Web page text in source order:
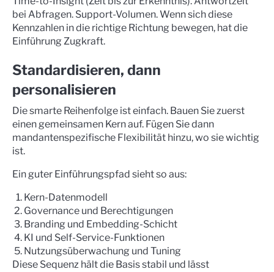
bei Abfragen. Support-Volumen. Wenn sich diese
Kennzahlen in die richtige Richtung bewegen, hat die
Einführung Zugkraft.
Standardisieren, dann
personalisieren
Die smarte Reihenfolge ist einfach. Bauen Sie zuerst
einen gemeinsamen Kern auf. Fügen Sie dann
mandantenspezifische Flexibilität hinzu, wo sie wichtig
ist.
Ein guter Einführungspfad sieht so aus:
Kern-Datenmodell
Governance und Berechtigungen
Branding und Embedding-Schicht
KI und Self-Service-Funktionen
Nutzungsüberwachung und Tuning
Diese Sequenz hält die Basis stabil und lässt